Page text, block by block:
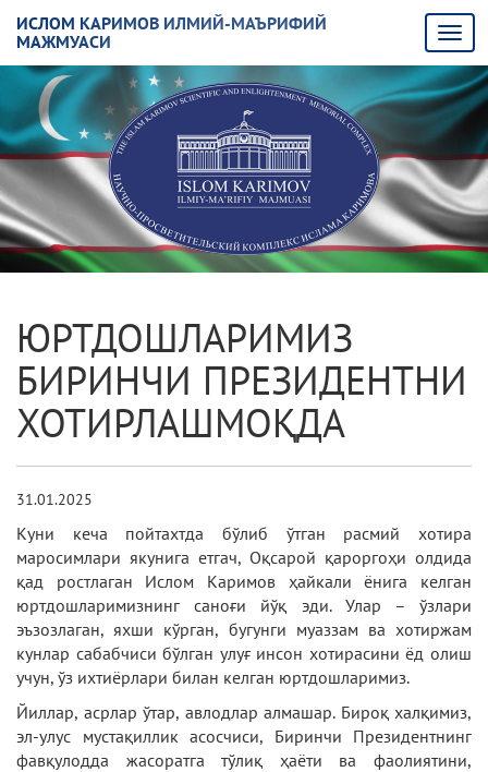
ИСЛОМ КАРИМОВ ИЛМИЙ-МАЪРИФИЙ
МАЖМУАСИ
ЮРТДОШЛАРИМИЗ
БИРИНЧИ ПРЕЗИДЕНТНИ
ХОТИРЛАШМОҚДА
31.01.2025
Куни кеча пойтахтда бўлиб ўтган расмий хотира
маросимлари якунига етгач, Оқсарой қароргоҳи олдида
қад ростлаган Ислом Каримов ҳайкали ёнига келган
юртдошларимизнинг саноғи йўқ эди. Улар – ўзлари
эъзозлаган, яхши кўрган, бугунги муаззам ва хотиржам
кунлар сабабчиси бўлган улуғ инсон хотирасини ёд олиш
учун, ўз ихтиёрлари билан келган юртдошларимиз.
Йиллар, асрлар ўтар, авлодлар алмашар. Бироқ халқимиз,
эл-улус мустақиллик асосчиси, Биринчи Президентнинг
фавқулодда жасоратга тўлиқ ҳаёти ва фаолиятини,